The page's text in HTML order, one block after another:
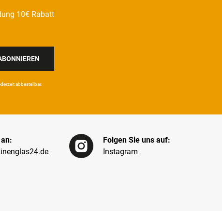
10€ Rabatt
ab­bestel­lbar.
Folgen Sie uns auf:
Instagram